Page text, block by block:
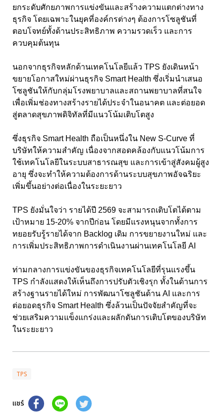
ยกระดับศักยภาพการแข่งขันและสร้างความแตกต่างทาง
ธุรกิจ โดยเฉพาะในยุคที่องค์กรต่างๆ ต้องการโซลูชันที่
ตอบโจทย์ทั้งด้านประสิทธิภาพ ความรวดเร็ว และการ
ควบคุมต้นทุน
นอกจากธุรกิจหลักด้านเทคโนโลยีแล้ว TPS ยังเดินหน้า
ขยายโอกาสใหม่ผ่านธุรกิจ Smart Health ซึ่งเริ่มนำเสนอ
โซลูชันให้กับกลุ่มโรงพยาบาลและสถานพยาบาลที่สนใจ
เพื่อเพิ่มช่องทางสร้างรายได้ประจำในอนาคต และต่อยอด
สู่ตลาดสุขภาพดิจิทัลที่มีแนวโน้มเติบโตสูง
ซึ่งธุรกิจ Smart Health ถือเป็นหนึ่งใน New S-Curve ที่
บริษัทให้ความสำคัญ เนื่องจากสอดคล้องกับแนวโน้มการ
ใช้เทคโนโลยีในระบบสาธารณสุข และการเข้าสู่สังคมผู้สูง
อายุ ซึ่งจะทำให้ความต้องการด้านระบบสุขภาพอัจฉริยะ
เพิ่มขึ้นอย่างต่อเนื่องในระยะยาว
TPS ยังมั่นใจว่า รายได้ปี 2569 จะสามารถเติบโตได้ตาม
เป้าหมาย 15-20% จากปีก่อน โดยมีแรงหนุนจากทั้งการ
ทยอยรับรู้รายได้จาก Backlog เดิม การขยายงานใหม่ และ
การเพิ่มประสิทธิภาพการดำเนินงานผ่านเทคโนโลยี AI
ท่ามกลางการแข่งขันของธุรกิจเทคโนโลยีที่รุนแรงขึ้น
TPS กำลังแสดงให้เห็นถึงการปรับตัวเชิงรุก ทั้งในด้านการ
สร้างฐานรายได้ใหม่ การพัฒนาโซลูชันด้าน AI และการ
ต่อยอดธุรกิจ Smart Health ซึ่งล้วนเป็นปัจจัยสำคัญที่จะ
ช่วยเสริมความแข็งแกร่งและผลักดันการเติบโตของบริษัท
ในระยะยาว
TPS
แชร์